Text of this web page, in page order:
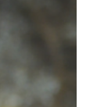
d’eau douce
!
communiquent